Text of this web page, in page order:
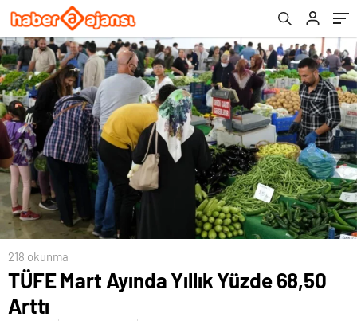
218 okunma
TÜFE Mart Ayında Yıllık Yüzde 68,50
Arttı